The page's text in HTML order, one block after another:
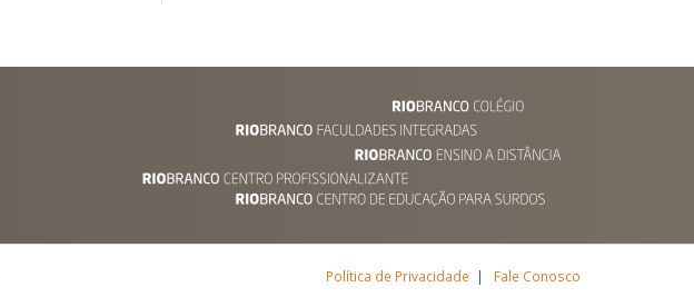
Política de Privacidade | Fale Conosco